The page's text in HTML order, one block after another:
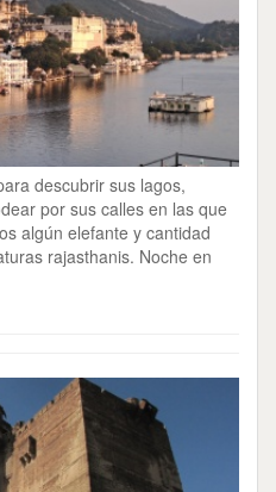
descubrir sus lagos,
por sus calles en las que
algún elefante y cantidad
rajasthanis. Noche en